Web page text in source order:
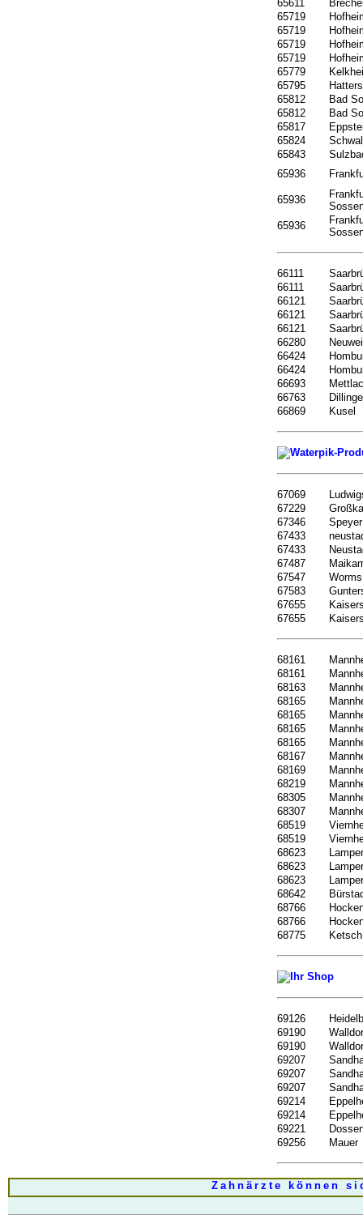
65611
65719
65719
65719
65719
65779
65795
65812
Bad
65812
Bad
65817
65824
65843
65936
65936
65936
66111
66111
66121
66121
66121
66280
66424
66424
66693
66763
66869
Kusel
67069
67229
67346
Speyer
67433
67433
67487
67547
Worms
67583
67655
67655
68161
68161
68163
68165
68165
68165
68165
68167
68169
68219
68305
68307
68519
68519
68623
68623
68623
68642
68766
68766
68775
Ketsch
69126
69190
69190
69207
69207
69207
69214
69214
69221
69256
Mauer
Zahnärzte können